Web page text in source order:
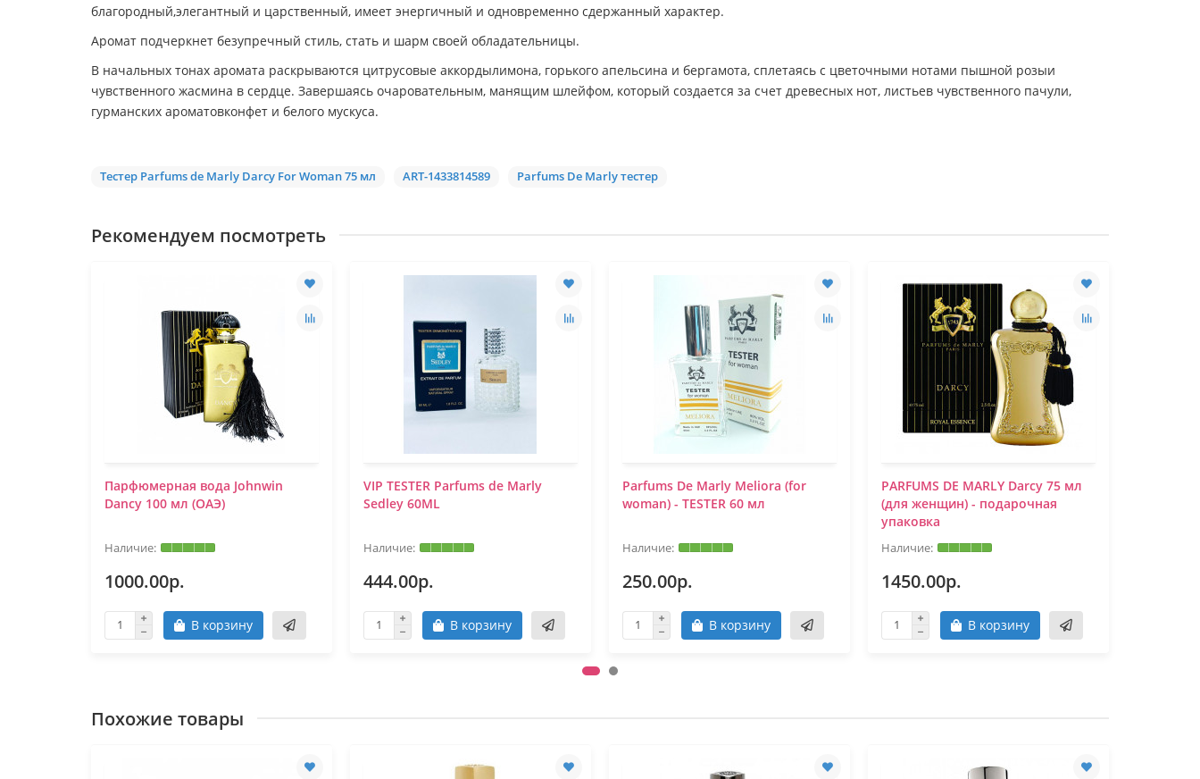
благородный,элегантный и царственный, имеет энергичный и одновременно сдержанный характер.
Аромат подчеркнет безупречный стиль, стать и шарм своей обладательницы.
В начальных тонах аромата раскрываются цитрусовые аккордылимона, горького апельсина и бергамота, сплетаясь с цветочными нотами пышной розыи
чувственного жасмина в сердце. Завершаясь очаровательным, манящим шлейфом, который создается за счет древесных нот, листьев чувственного пачули,
гурманских ароматовконфет и белого мускуса.
Tестер Parfums de Marly Darcy For Woman 75 мл ART-1433814589 Parfums De Marly тестер
Рекомендуем посмотреть
Парфюмерная вода Johnwin
Dancy 100 мл (ОАЭ)
1000.00р.
В корзину
VIP TESTER Parfums de Marly
Sedley 60ML
444.00р.
В корзину
Parfums De Marly Meliora (for
woman) - TESTER 60 мл
250.00р.
В корзину
PARFUMS DE MARLY Darcy 75 мл
(для женщин) - подарочная
упаковка
1450.00р.
В корзину
Похожие товары